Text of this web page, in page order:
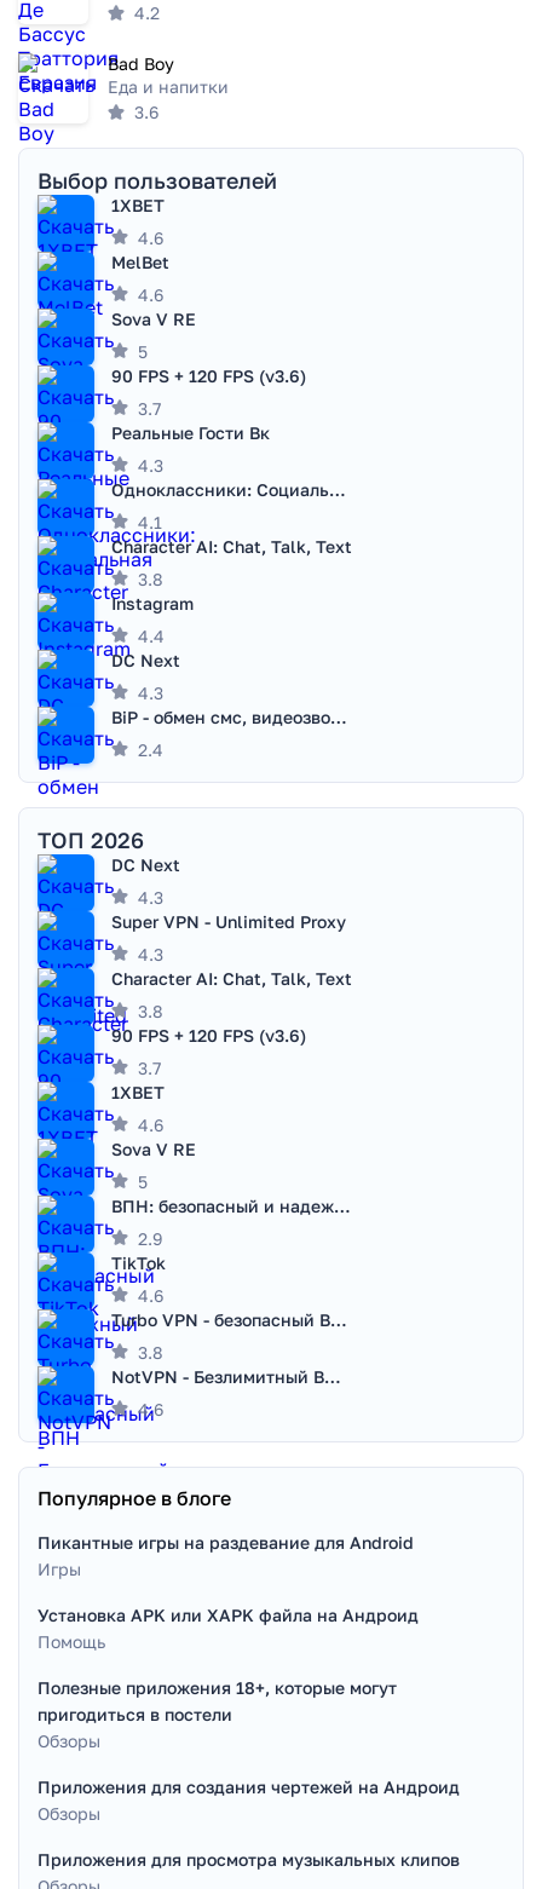
4.2
Bad Boy
Еда и напитки
3.6
Выбор пользователей
1XBET
4.6
MelBet
4.6
Sova V RE
5
90 FPS + 120 FPS (v3.6)
3.7
Реальные Гости Вк
4.3
Одноклассники: Социальная сеть
4.1
Character AI: Chat, Talk, Text
3.8
Instagram
4.4
DC Next
4.3
BiP - обмен смс, видеозвонками
2.4
ТОП 2026
DC Next
4.3
Super VPN - Unlimited Proxy
4.3
Character AI: Chat, Talk, Text
3.8
90 FPS + 120 FPS (v3.6)
3.7
1XBET
4.6
Sova V RE
5
ВПН: безопасный и надежный VPN
2.9
TikTok
4.6
Turbo VPN - безопасный ВПН
3.8
NotVPN - Безлимитный ВПН | VPN
4.6
Популярное в блоге
Пикантные игры на раздевание для Android
Игры
Установка APK или XAPK файла на Андроид
Помощь
Полезные приложения 18+, которые могут
пригодиться в постели
Обзоры
Приложения для создания чертежей на Андроид
Обзоры
Приложения для просмотра музыкальных клипов